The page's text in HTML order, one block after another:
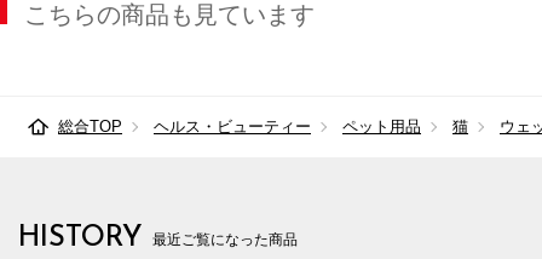
こちらの商品も見ています
総合TOP ヘルス・ビューティー ペット用品 猫 ウェ
HISTORY 最近ご覧になった商品